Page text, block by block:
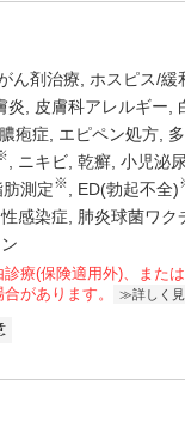
ん剤治療 ホスピス/緩
炎 皮膚科アレルギー
疱症 エピペン処方
ニキビ 乾癬 小児泌
測定※ ED(勃起不全)
性感染症
肺炎球菌ワク
療(保険適用外)、また
があります。
詳しく